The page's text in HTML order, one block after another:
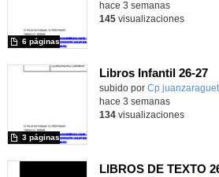
6 páginas
hace 3 semanas
145visualizaciones
Libros Infantil 26-27
subido por Cp
3 páginas
hace 3 semanas
134visualizaciones
LIBROS DE TEXTO